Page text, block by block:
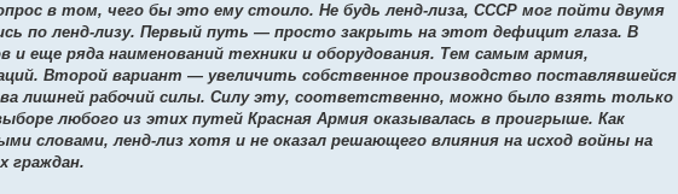
в том, чего бы это ему стоило. Не будь ленд-лиза, СССР мог пойти двумя
по ленд-лизу. Первый путь — просто закрыть на этот дефицит глаза. В
еще ряда наименований техники и оборудования. Тем самым армия,
Второй вариант — увеличить собственное производство поставлявшейся
лишней рабочий силы. Силу эту, соответственно, можно было взять только
любого из этих путей Красная Армия оказывалась в проигрыше. Как
словами, ленд-лиз хотя и не оказал решающего влияния на исход войны на
граждан.